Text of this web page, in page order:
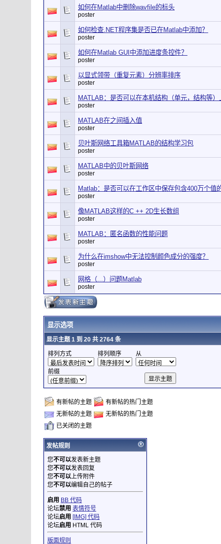
如何在Matlab中删除wavfile的标头
poster
如何检查.NET程序集是否已在Matlab中添加？
poster
如何在Matlab GUI中添加进度条控件？
poster
以显式领带（重复元素）分辨率排序
poster
MATLAB：是否可以在本机结构（单元，结构等
poster
MATLAB在之间插入值
poster
贝叶斯网络工具箱MATLAB的结构学习包
poster
MATLAB中的贝叶斯网络
poster
Matlab：是否可以在工作区中保存包含400万个值
poster
像MATLAB这样的C ++ 2D生长数组
poster
MATLAB：匿名函数的性能问题
poster
为什么在imshow中无法控制颜色成分的强度？
poster
网格（...）问题Matlab
poster
显示选项
显示主题 1 到 20 共 2764 条
排列方式 排列顺序 从
前缀
有新帖的主题
有新帖的热门主题
无新帖的主题
无新帖的热门主题
已关闭的主题
发帖规则
您不可以发表新主题
您不可以发表回复
您不可以上传附件
您不可以编辑自己的帖子
启用 BB 代码
论坛禁用 表情符号
论坛启用 [IMG] 代码
论坛启用 HTML 代码
版面规则